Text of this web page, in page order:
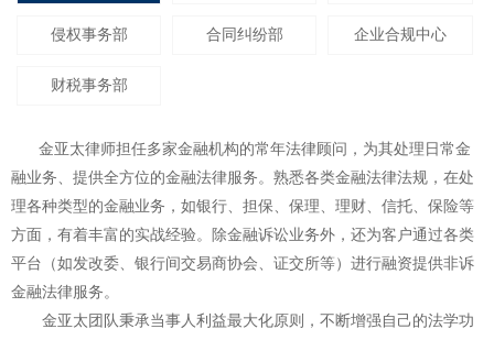
侵权事务部 合同纠纷部 企业合规中心
财税事务部
金亚太律师担任多家金融机构的常年法律顾问，为其处理日常金
融业务、提供全方位的金融法律服务。熟悉各类金融法律法规，在处
理各种类型的金融业务，如银行、担保、保理、理财、信托、保险等
方面，有着丰富的实战经验。除金融诉讼业务外，还为客户通过各类
平台（如发改委、银行间交易商协会、证交所等）进行融资提供非诉
金融法律服务。
金亚太团队秉承当事人利益最大化原则，不断增强自己的法学功